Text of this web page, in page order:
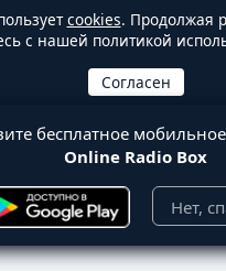
cookies. Продолжая
с нашей политикой
бесплатное
Online Radio Box
Нет,